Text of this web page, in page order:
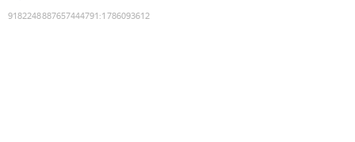
9182248887657444791 :1786093612